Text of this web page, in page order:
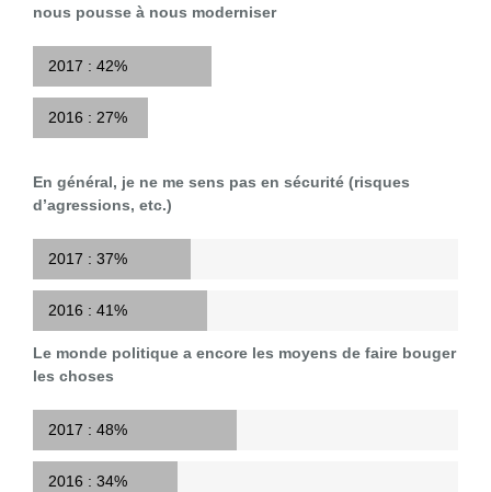
nous pousse à nous moderniser
2017 : 42%
2016 : 27%
En général, je ne me sens pas en sécurité (risques
d’agressions, etc.)
2017 : 37%
2016 : 41%
Le monde politique a encore les moyens de faire bouger
les choses
2017 : 48%
2016 : 34%